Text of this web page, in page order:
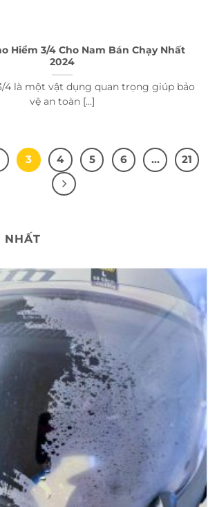
Hiểm 3/4 Cho Nam Bán Chạy Nhất
2024
4 là một vật dụng quan trọng giúp bảo
vệ an toàn [...]
3 4 5 6 … 21
NHẤT